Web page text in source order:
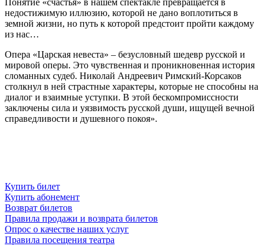
Понятие «счастья» в нашем спектакле превращается в
недостижимую иллюзию, которой не дано воплотиться в
земной жизни, но путь к которой предстоит пройти каждому
из нас…
Опера «Царская невеста» – безусловный шедевр русской и
мировой оперы. Это чувственная и проникновенная история
сломанных судеб. Николай Андреевич Римский-Корсаков
столкнул в ней страстные характеры, которые не способны на
диалог и взаимные уступки. В этой бескомпромиссности
заключены сила и уязвимость русской души, ищущей вечной
справедливости и душевного покоя».
Купить билет
Купить абонемент
Возврат билетов
Правила продажи и возврата билетов
Опрос о качестве наших услуг
Правила посещения театра